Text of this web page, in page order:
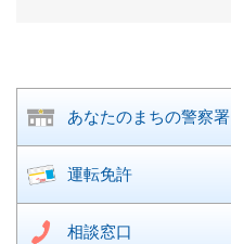
あなたのまちの警察署
運転免許
相談窓口